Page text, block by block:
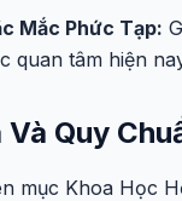
Mắc Phức Tạp:
quan tâm hiện
Quy
mục Khoa Học